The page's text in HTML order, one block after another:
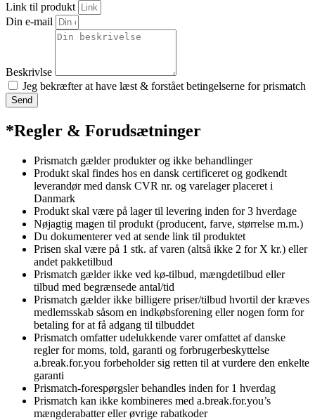
Link til produkt
Din e-mail
Beskrivlse
Jeg bekræfter at have læst & forstået betingelserne for prismatch
Send
*Regler & Forudsætninger
Prismatch gælder produkter og ikke behandlinger
Produkt skal findes hos en dansk certificeret og godkendt
leverandør med dansk CVR nr. og varelager placeret i
Danmark
Produkt skal være på lager til levering inden for 3 hverdage
Nøjagtig magen til produkt (producent, farve, størrelse m.m.)
Du dokumenterer ved at sende link til produktet
Prisen skal være på 1 stk. af varen (altså ikke 2 for X kr.) eller
andet pakketilbud
Prismatch gælder ikke ved kø-tilbud, mængdetilbud eller
tilbud med begrænsede antal/tid
Prismatch gælder ikke billigere priser/tilbud hvortil der kræves
medlemsskab såsom en indkøbsforening eller nogen form for
betaling for at få adgang til tilbuddet
Prismatch omfatter udelukkende varer omfattet af danske
regler for moms, told, garanti og forbrugerbeskyttelse
a.break.for.you forbeholder sig retten til at vurdere den enkelte
garanti
Prismatch-forespørgsler behandles inden for 1 hverdag
Prismatch kan ikke kombineres med a.break.for.you’s
mængderabatter eller øvrige rabatkoder